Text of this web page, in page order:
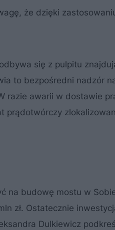
że dzięki
się z pulpitu
to bezpośredni nadzór
razie awarii w dostawie
na budowę mostu w
zł. Ostatecznie
Dulkiewicz